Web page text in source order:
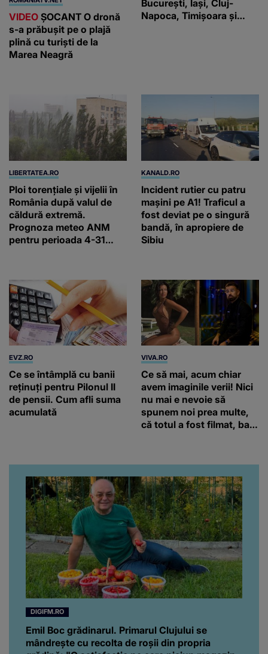
LIBERTATEA.RO
Ploi torențiale și vijelii în
Prognoza meteo ANM
pentru perioada 4-31
august 2026
bandă, în apropiere de
EVZ.RO
Ce se întâmplă cu banii
acumulată
VIVA.RO
Ce să mai, acum chiar
spunem noi prea multe,
că totul a fost filmat, ba
chiar artistul și-a întrebat
iubita dacă e adevărat! Și
da, frumoasa iubită a lui
Florin Ristei e...
DIGIFM.RO
Emil Boc grădinarul. Primarul Clujului se
mândrește cu recolta de roșii din propria
grădină: "O satisfacție pe care niciun magazin
nu o poate oferi"
Emil Boc grădinarul. Primarul Clujului se mândrește cu
recolta de roșii din propria grădină: "O satisfacție pe care
niciun magazin nu o poate...